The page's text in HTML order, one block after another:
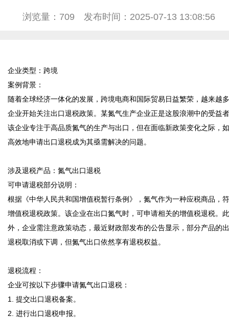
浏览量：709 发布时间：2025-07-13 13:08:56
企业类型：跨境
案例背景：
随着全球经济一体化的发展，跨境电商和国际贸易日益繁荣，越来越
企业开始关注出口退税政策。某氮气生产企业正是这股浪潮中的受益
该企业专注于高品质氮气的生产与出口，但在面临新政策变化之际，
高效地申请出口退税成为其亟需解决的问题。
涉及退税产品：氮气出口退税
可申请退税部分说明：
根据《中华人民共和国增值税暂行条例》，氮气作为一种应税商品，
增值税退税政策。该企业在出口氮气时，可申请相关的增值税退税。此
外，企业需注意政策动态，最近财政部发布的公告显示，部分产品的
退税取消或下调，但氮气出口依然享有退税权益。
退税流程：
企业可按以下步骤申请氮气出口退税：
1. 提交出口退税备案。
2. 进行出口退税申报。